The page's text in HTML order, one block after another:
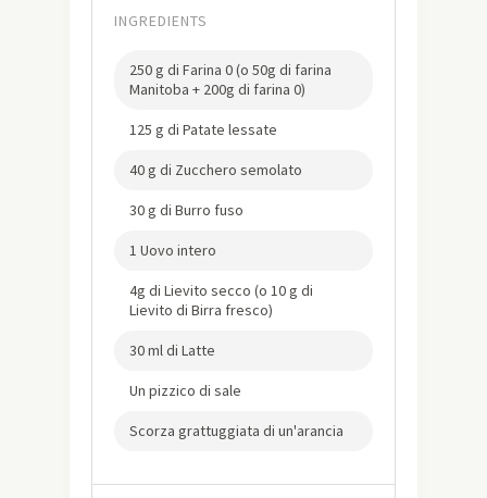
INGREDIENTS
250 g di Farina 0 (o 50g di farina
Manitoba + 200g di farina 0)
125 g di Patate lessate
40 g di Zucchero semolato
30 g di Burro fuso
1 Uovo intero
4g di Lievito secco (o 10 g di
Lievito di Birra fresco)
30 ml di Latte
Un pizzico di sale
Scorza grattuggiata di un'arancia